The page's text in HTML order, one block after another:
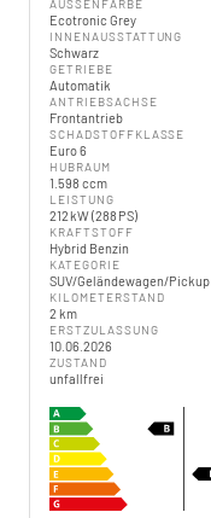
AUSSENFARBE
Ecotronic Grey
INNENAUSSTATTUNG
Schwarz
GETRIEBE
Automatik
ANTRIEBSACHSE
Frontantrieb
SCHADSTOFFKLASSE
Euro 6
HUBRAUM
1.598 ccm
LEISTUNG
212 kW (288 PS)
KRAFTSTOFF
Hybrid Benzin
KATEGORIE
SUV/Geländewagen/Pickup
KILOMETERSTAND
2 km
ERSTZULASSUNG
10.06.2026
ZUSTAND
unfallfrei